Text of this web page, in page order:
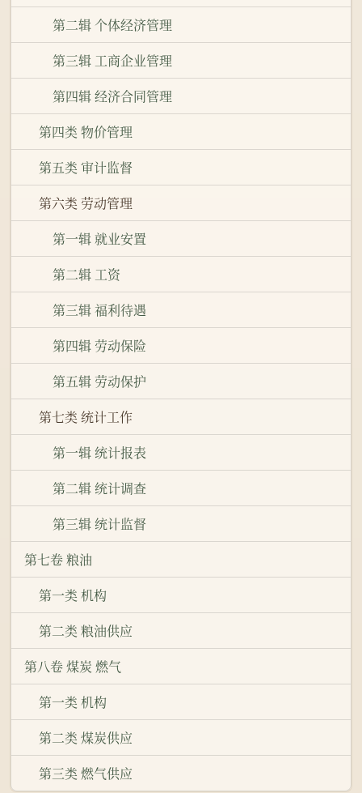
第二辑 个体经济管理
第三辑 工商企业管理
第四辑 经济合同管理
第四类 物价管理
第五类 审计监督
第六类 劳动管理
第一辑 就业安置
第二辑 工资
第三辑 福利待遇
第四辑 劳动保险
第五辑 劳动保护
第七类 统计工作
第一辑 统计报表
第二辑 统计调查
第三辑 统计监督
第七卷 粮油
第一类 机构
第二类 粮油供应
第八卷 煤炭 燃气
第一类 机构
第二类 煤炭供应
第三类 燃气供应